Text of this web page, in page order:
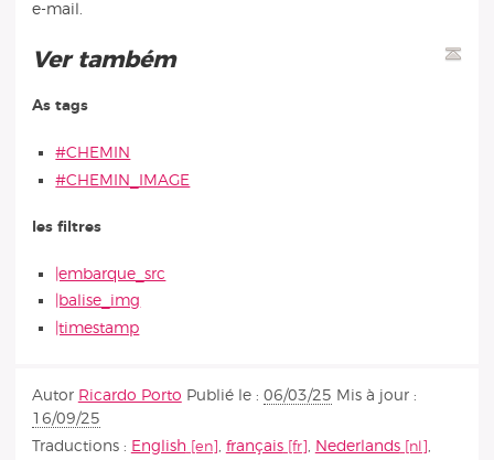
e-mail.
Ver também
As tags
#CHEMIN
#CHEMIN_IMAGE
les filtres
|embarque_src
|balise_img
|timestamp
Autor Ricardo Porto Publié le : 06/03/25 Mis à jour :
16/09/25
Traductions : English , français , Nederlands
,